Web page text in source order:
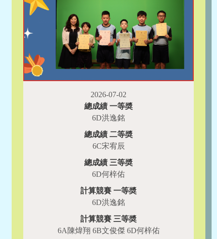
2026-07-02
總成績 一等奬
6D洪逸銘
總成績 二等奬
6C宋宥辰
總成績 三等奬
6D何梓佑
計算競賽 一等奬
6D洪逸銘
計算競賽 三等奬
6A陳煒翔 6B文俊傑 6D何梓佑